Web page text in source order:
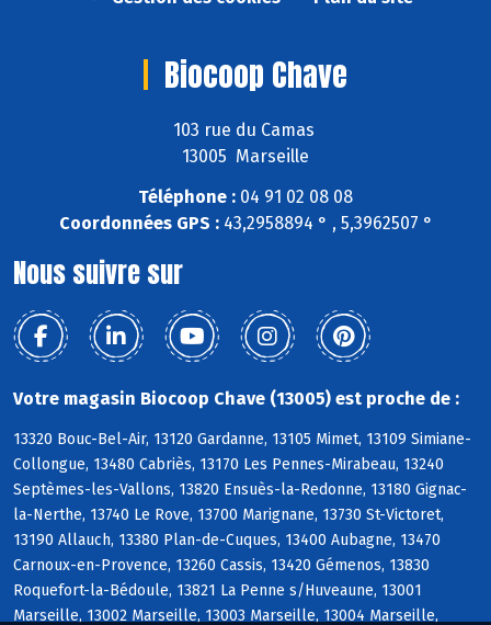
Biocoop Chave
103 rue du Camas
13005 Marseille
Téléphone : 04 91 02 08 08
Coordonnées GPS :43,2958894 ° , 5,3962507 °
Nous suivre sur
Votre magasin Biocoop Chave (13005) est proche de :
13320 Bouc-Bel-Air, 13120 Gardanne, 13105 Mimet, 13109 Simiane-
Collongue, 13480 Cabriès, 13170 Les Pennes-Mirabeau, 13240
Septèmes-les-Vallons, 13820 Ensuès-la-Redonne, 13180 Gignac-
la-Nerthe, 13740 Le Rove, 13700 Marignane, 13730 St-Victoret,
13190 Allauch, 13380 Plan-de-Cuques, 13400 Aubagne, 13470
Carnoux-en-Provence, 13260 Cassis, 13420 Gémenos, 13830
Roquefort-la-Bédoule, 13821 La Penne s/Huveaune, 13001
Marseille, 13002 Marseille, 13003 Marseille, 13004 Marseille,